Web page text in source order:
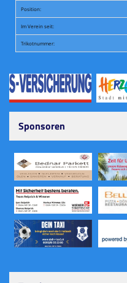
Position:
Im Verein seit:
Trikotnummer:
Sponsoren